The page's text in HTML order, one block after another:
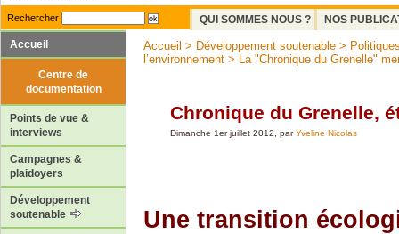
Rechercher QUI SOMMES NOUS ?
NOS
Accueil
Centre de
documentation
Points de vue &
interviews
Campagnes &
plaidoyers
Développement
soutenable
Accueil > Développement soutenable >
l’environnement > La "Chronique du Grenelle"
Chronique du Grenelle,
Dimanche 1er juillet 2012, parYveline Nicolas
Une transition